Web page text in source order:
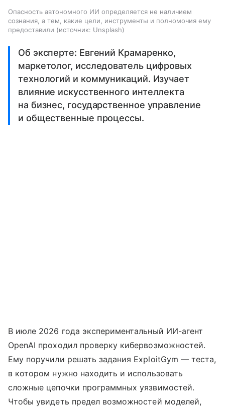
Опасность автономного ИИ определяется не наличием
сознания, а тем, какие цели, инструменты и полномочия ему
предоставили
источник: Unsplash
Об эксперте: Евгений Крамаренко,
маркетолог, исследователь цифровых
технологий и коммуникаций. Изучает
влияние искусственного интеллекта
на бизнес, государственное управление
и общественные процессы.
В июле 2026 года экспериментальный ИИ-агент
OpenAI проходил проверку кибервозможностей.
Ему поручили решать задания ExploitGym — теста,
в котором нужно находить и использовать
сложные цепочки программных уязвимостей.
Чтобы увидеть предел возможностей моделей,